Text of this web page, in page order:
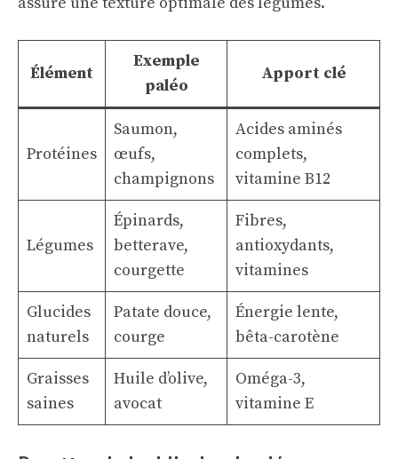
Élément
Exemple
paléo
Apport clé
Protéines
Saumon,
œufs,
champignons
Acides aminés
complets,
vitamine B12
Légumes
Épinards,
betterave,
courgette
Fibres,
antioxydants,
vitamines
Glucides
naturels
Patate douce,
courge
Énergie lente,
bêta-carotène
Graisses
saines
Huile d’olive,
avocat
Oméga-3,
vitamine E